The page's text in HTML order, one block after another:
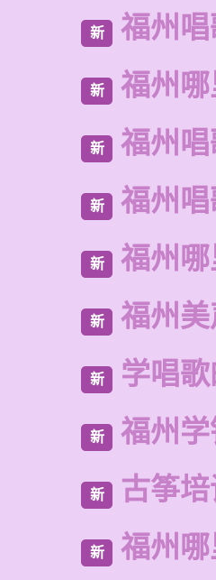
新 福州
新 福州
新 福州
新 福州
新 福州
新 福州
新 学唱
新 福州
新 古筝
新 福州